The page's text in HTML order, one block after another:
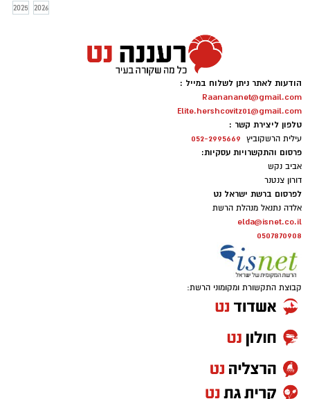
הבנקים בבנק ישראל פרסם היום את עיקרי
את כללי המשחק – ולהוזיל משמעותית את
העלויות הכרוכות בניהול חשבון בנק.
2025 2026
הודעות לאתר ניתן לשלוח במייל :
Raanananet@gmail.com
Elite.hershcovitz01@gmail.com
טלפון ליצירת קשר :
עילית הרשקוביץ
פרסום והתקשרויות עסקיות:
אביב נקש
דורון צנטנר
לפרסום ברשת ישראל נט
אלדה נתנאל מנהלת הרשת
elda@isnet.co.il
0507870908
קבוצת התקשורת ומקומוני הרשת: